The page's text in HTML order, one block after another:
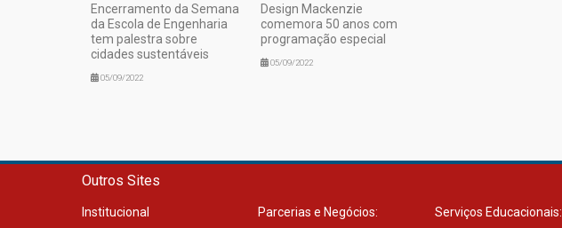
Encerramento da Semana
da Escola de Engenharia
tem palestra sobre
cidades sustentáveis
05/09/2022
Design Mackenzie
comemora 50 anos com
programação especial
05/09/2022
Outros Sites
Institucional
Parcerias e Negócios:
Serviços Educacionais: